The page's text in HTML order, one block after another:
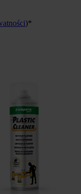
)*